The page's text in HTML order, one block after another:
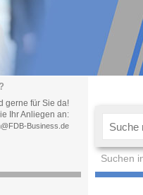
gerne für Sie da!
Ihr Anliegen an:
Business.de
Suchen